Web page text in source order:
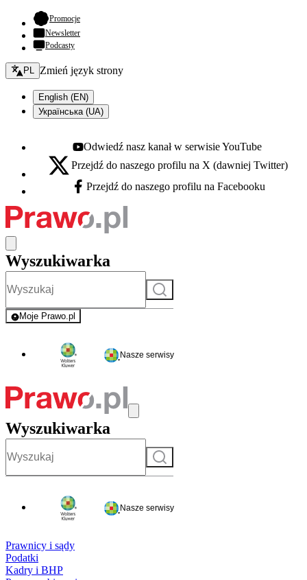
Promocje- otwiera się w nowej karcie
Newsletter
Podcasty
Zmień język - bieżący:
PL Zmień język strony
English (EN)
Українська (UA)
Youtube - otwiera się w nowej karcie
Odwiedź nasz kanał w serwisie YouTube
X - otwiera się w nowej karcie
Przejdź do naszego profilu na X (dawniej Twitter)
Facebook - otwiera się w nowej karcie
Przejdź do naszego profilu na Facebooku
Wyszukiwarka
Szukaj
Moje Prawo.pl
- rejestracja i logowanie do serwisu
Nasze serwisy
Wyszukiwarka
Szukaj
Nasze serwisy
Prawnicy i sądy
Podatki
Kadry i BHP